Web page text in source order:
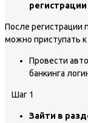
После регистрации
можно приступать
Провести
банкинга
Шаг 1
Зайти в